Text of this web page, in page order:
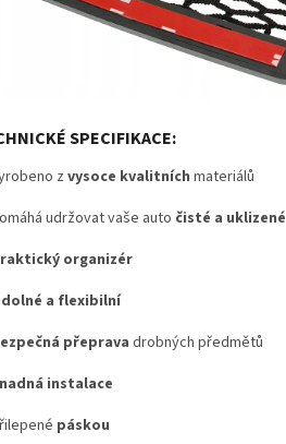
SPECIFIKACE:
zvysoce kvalitních materiálů
udržovat vaše auto čisté a uklizené
organizér
a flexibilní
přepravadrobných předmětů
instalace
páskou